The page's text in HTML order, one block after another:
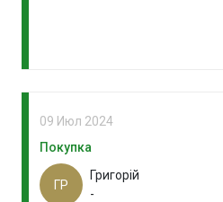
09 Июл 2024
Покупка
ГР
Григорій
-